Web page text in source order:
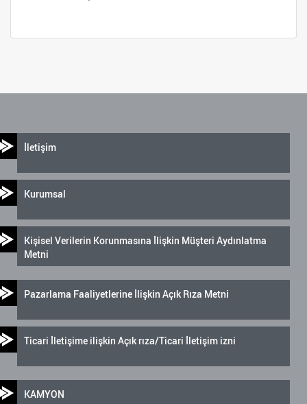
İletişim
Kurumsal
Kişisel Verilerin Korunmasına İlişkin Müşteri Aydınlatma
Metni
Pazarlama Faaliyetlerine İlişkin Açık Rıza Metni
Ticari İletişime ilişkin Açık rıza/Ticari İletişim izni
KAMYON